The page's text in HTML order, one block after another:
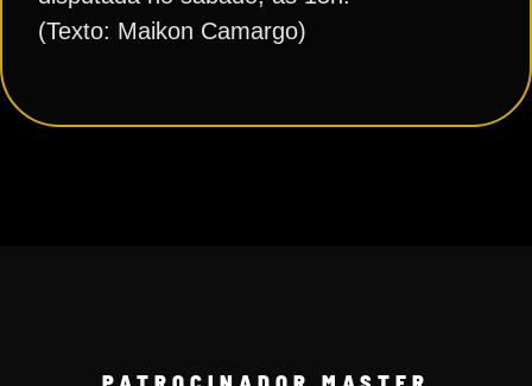
(Texto: Maikon Camargo)